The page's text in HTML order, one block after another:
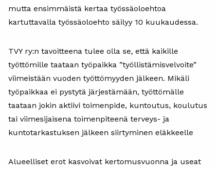
mutta ensimmäistä kertaa työssäoloehtoa
kartuttavalla työssäoloehto säilyy 10 kuukaudessa.
TVY ry:n tavoitteena tulee olla se, että kaikille
työttömille taataan työpaikka ”työllistämisvelvoite”
viimeistään vuoden työttömyyden jälkeen. Mikäli
työpaikkaa ei pystytä järjestämään, työttömälle
taataan jokin aktiivi toimenpide, kuntoutus, koulutus
tai viimesijaisena toimenpiteenä terveys- ja
kuntotarkastuksen jälkeen siirtyminen eläkkeelle
Alueelliset erot kasvoivat kertomusvuonna ja useat